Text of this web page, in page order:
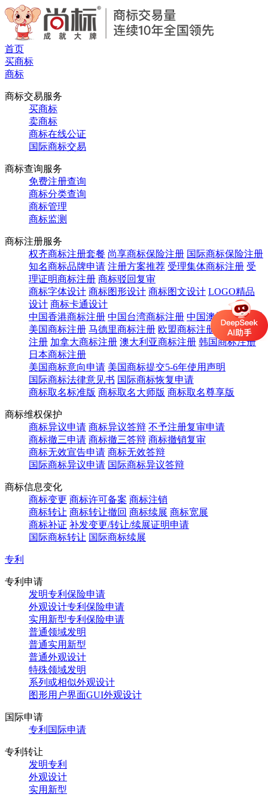
首页
买商标
商标
商标交易服务
买商标
卖商标
商标在线公证
国际商标交易
商标查询服务
免费注册查询
商标分类查询
商标管理
商标监测
商标注册服务
权齐商标注册套餐 尚享商标保险注册 国际商标保险注册
知名商标品牌申请 注册方案推荐 受理集体商标注册 受
理证明商标注册 商标驳回复审
商标字体设计 商标图形设计 商标图文设计 LOGO精品
设计 商标卡通设计
中国香港商标注册 中国台湾商标注册 中国澳门商标注册
美国商标注册 马德里商标注册 欧盟商标注册
英国商标
注册 加拿大商标注册 澳大利亚商标注册 韩国商标注册
日本商标注册
美国商标意向申请 美国商标提交5-6年使用声明
国际商标法律意见书 国际商标恢复申请
商标取名标准版 商标取名大师版 商标取名尊享版
商标维权保护
商标异议申请 商标异议答辩 不予注册复审申请
商标撤三申请 商标撤三答辩 商标撤销复审
商标无效宣告申请 商标无效答辩
国际商标异议申请 国际商标异议答辩
商标信息变化
商标变更 商标许可备案 商标注销
商标转让 商标转让撤回 商标续展 商标宽展
商标补证 补发变更/转让/续展证明申请
国际商标转让 国际商标续展
专利
专利申请
发明专利保险申请
外观设计专利保险申请
实用新型专利保险申请
普通领域发明
普通实用新型
普通外观设计
特殊领域发明
系列或相似外观设计
图形用户界面GUI外观设计
国际申请
专利国际申请
专利转让
发明专利
外观设计
实用新型